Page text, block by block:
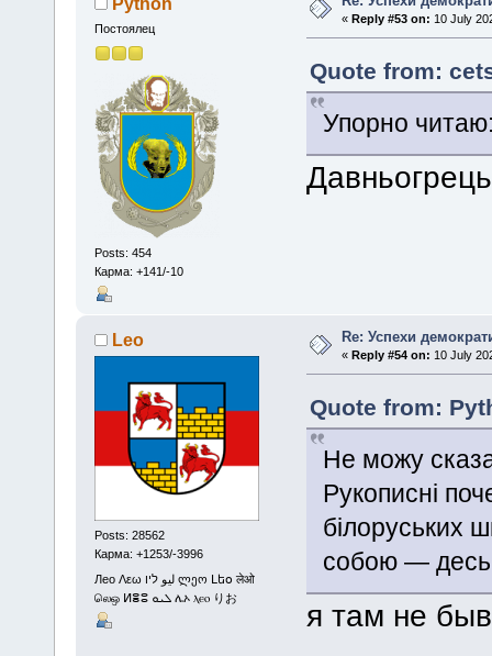
Python
Постоялец
Posts: 454
Карма: +141/-10
«Reply #53 on: 10 July
Quote from:
Упорно
Leo
Posts: 28562
Карма: +1253/-3996
Лео Λεω ليو ליו ლეო Լեօ लेओ
லெஒ ⵍⴻⵓ ܠܝܘ ሌኦ ⲗⲉⲟ りお
Re: Успехи
«Reply #54 on: 10 July
Quote from:
Не можу
Рукописні
білоруських
собою —
я там не